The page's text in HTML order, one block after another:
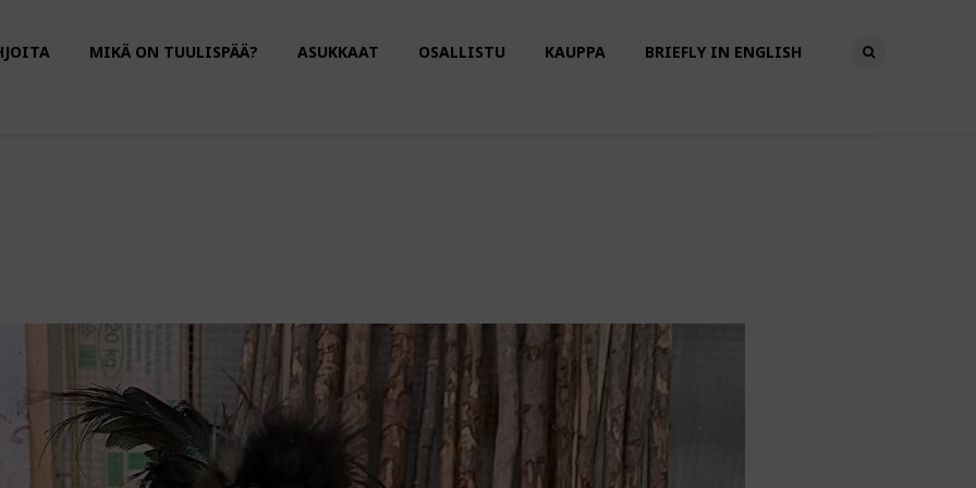
MIKÄ ON TUULISPÄÄ? ASUKKAAT OSALLISTU KAUPPA BRIEFLY IN ENGLISH